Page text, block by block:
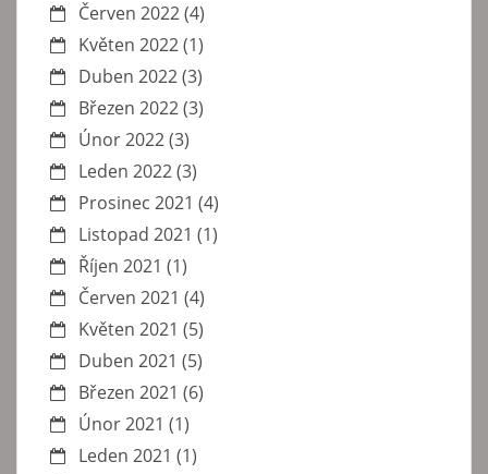
Červen 2022(4)
Květen 2022(1)
Duben 2022(3)
Březen 2022(3)
Únor 2022(3)
Leden 2022(3)
Prosinec 2021 (4)
Listopad 2021 (1)
Říjen 2021 (1)
Červen 2021 (4)
Květen 2021 (5)
Duben 2021 (5)
Březen 2021 (6)
Únor 2021 (1)
Leden 2021 (1)